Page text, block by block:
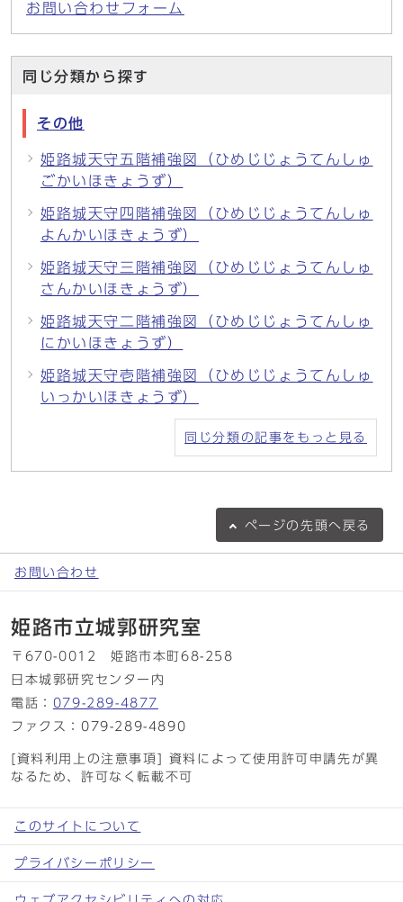
お問い合わせフォーム
同じ分類から探す
その他
姫路城天守五階補強図（ひめじじょうてんしゅ
ごかいほきょうず）
姫路城天守四階補強図（ひめじじょうてんしゅ
よんかいほきょうず）
姫路城天守三階補強図（ひめじじょうてんしゅ
さんかいほきょうず）
姫路城天守二階補強図（ひめじじょうてんしゅ
にかいほきょうず）
姫路城天守壱階補強図（ひめじじょうてんしゅ
いっかいほきょうず）
同じ分類の記事をもっと見る
ページの 先頭へ戻る
お問い合わせ
姫路市立城郭研究室
〒670-0012 姫路市本町68-258
日本城郭研究センター内
電話： 079-289-4877
ファクス：079-289-4890
[資料利用上の注意事項] 資料によって使用許可申請先が異
なるため、許可なく転載不可
このサイトについて
プライバシーポリシー